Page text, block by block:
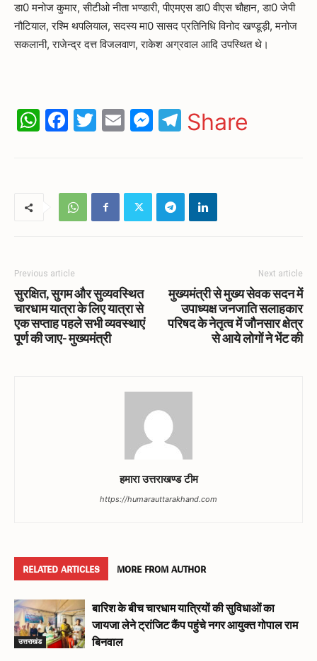
डा0 मनोज कुमार, सीटीओ नीता भण्डारी, पीएमएस डा0 वीएस चौहान, डा0 जेपी
नौटियाल, रश्मि थपलियाल, सदस्य मा0 सासद प्रतिनिधि विनोद खण्डूड़ी, मनोज
सकलानी, राजेन्द्र दत्त विजलवाण, राकेश अग्रवाल आदि उपस्थित थे।
WhatsApp
Facebook
Twitter
EmailMessenger
Telegram
Share
Previous article
सुरक्षित, सुगम और सुव्यवस्थित
चारधाम यात्रा के लिए यात्रा से
एक सप्ताह पहले सभी व्यवस्थाएं
पूर्ण की जाए- मुख्यमंत्री
Next article
मुख्यमंत्री से मुख्य सेवक सदन में
उपाध्यक्ष जनजाति सलाहकार
परिषद के नेतृत्व में जौनसार क्षेत्र
से आये लोगों ने भेंट की
हमारा उत्तराखण्ड टीम
https://humarauttarakhand.com
RELATED ARTICLES MORE FROM AUTHOR
उत्तराखंड
बारिश के बीच चारधाम यात्रियों की सुविधाओं का
जायजा लेने ट्रांजिट कैंप पहुंचे नगर आयुक्त गोपाल राम
बिनवाल